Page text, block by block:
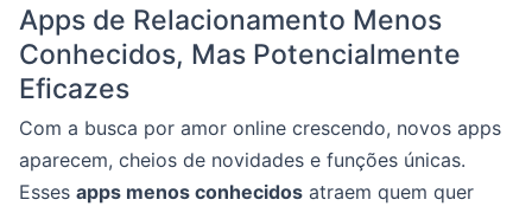
Apps de Relacionamento Menos
Conhecidos, Mas Potencialmente
Eficazes
Com a busca por amor online crescendo, novos apps
aparecem, cheios de novidades e funções únicas.
Esses apps menos conhecidos atraem quem quer